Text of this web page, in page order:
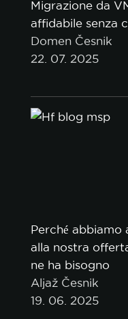
Migrazione da
affidabile senza
Domen Česnik
22. 07. 2025
Perché abbiamo
alla nostra
ne ha bisogno
Aljaž Česnik
19. 06. 2025